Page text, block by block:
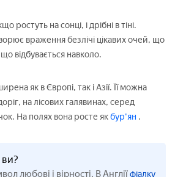
ростуть на сонці, і дрібні в тіні.
враження безлічі цікавих очей, що
відбувається навколо.
як в Європі, так і Азії. Її можна
на лісових галявинах, серед
На полях вона росте якбур'ян .
ви?
любові і вірності. В Англіїфіалку